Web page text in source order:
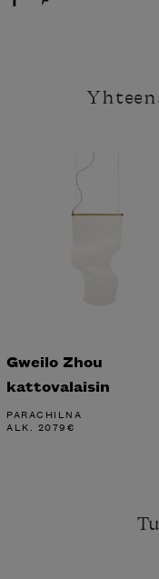
Gweilo Zhou
kattovalaisin
PARACHILNA
ALK. 2079€